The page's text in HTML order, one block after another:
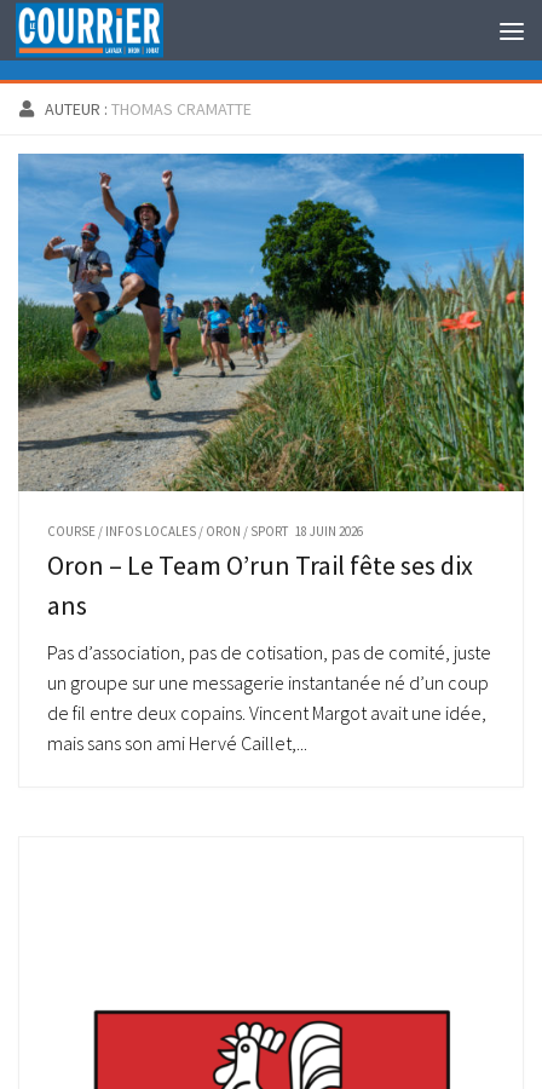
Au dessous du contenu
AUTEUR : THOMAS CRAMATTE
COURSE / INFOS LOCALES / ORON / SPORT 18 JUIN 2026
Oron – Le Team O’run Trail fête ses dix
ans
Pas d’association, pas de cotisation, pas de comité, juste
un groupe sur une messagerie instantanée né d’un coup
de fil entre deux copains. Vincent Margot avait une idée,
mais sans son ami Hervé Caillet,...